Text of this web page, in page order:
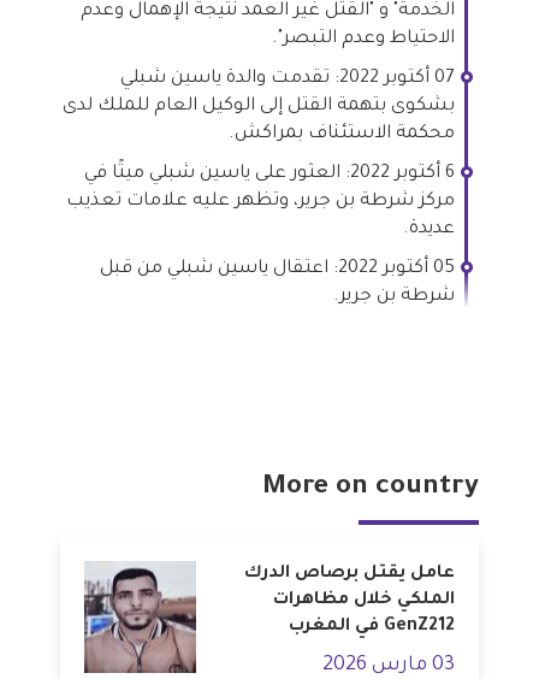
الخدمة" و "القتل غير العمد نتيجة الإهمال وعدم
الاحتياط وعدم التبصر".
07 أكتوبر 2022: تقدمت والدة ياسين شبلي
بشكوى بتهمة القتل إلى الوكيل العام للملك لدى
محكمة الاستئناف بمراكش.
6 أكتوبر 2022: العثور على ياسين شبلي ميتًا في
مركز شرطة بن جرير، وتظهر عليه علامات تعذيب
عديدة.
05 أكتوبر 2022: اعتقال ياسين شبلي من قبل
شرطة بن جرير.
More on country
عامل يقتل برصاص الدرك
الملكي خلال مظاهرات
GenZ212 في المغرب
03 مارس 2026